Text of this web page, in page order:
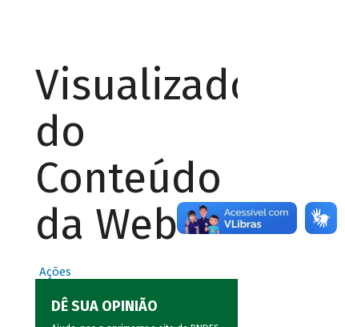
Visualizador
do
Conteúdo
da Web
Ações
DÊ SUA OPINIÃO